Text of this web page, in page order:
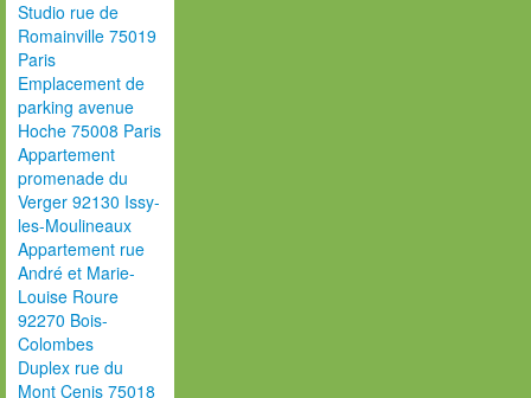
Studio rue de
Romainville 75019
Paris
Emplacement de
parking avenue
Hoche 75008 Paris
Appartement
promenade du
Verger 92130 Issy-
les-Moulineaux
Appartement rue
André et Marie-
Louise Roure
92270 Bois-
Colombes
Duplex rue du
Mont Cenis 75018